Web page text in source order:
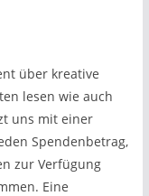
über kreative
lesen wie auch
uns mit einer
Spendenbetrag,
zur Verfügung
Eine